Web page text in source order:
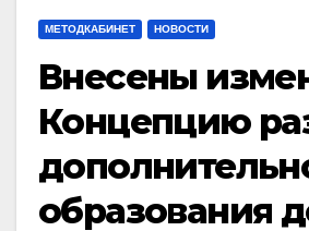
МЕТОДКАБИНЕТ НОВОСТИ
Внесены
Концепцию
образования